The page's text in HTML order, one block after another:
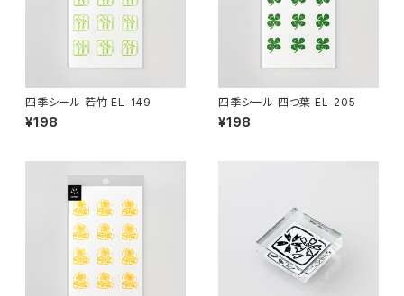
四季シール 若竹 EL-149
¥198
四季シール 四つ葉 EL-205
¥198